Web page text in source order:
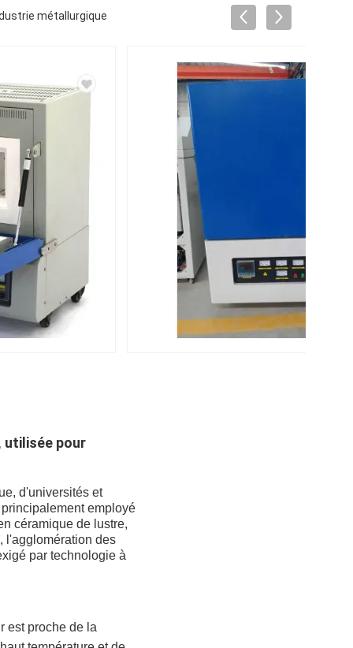
métallurgique
utilisée pour
d'universités et
employé
céramique de lustre,
l'agglomération des
par technologie à
est proche de la